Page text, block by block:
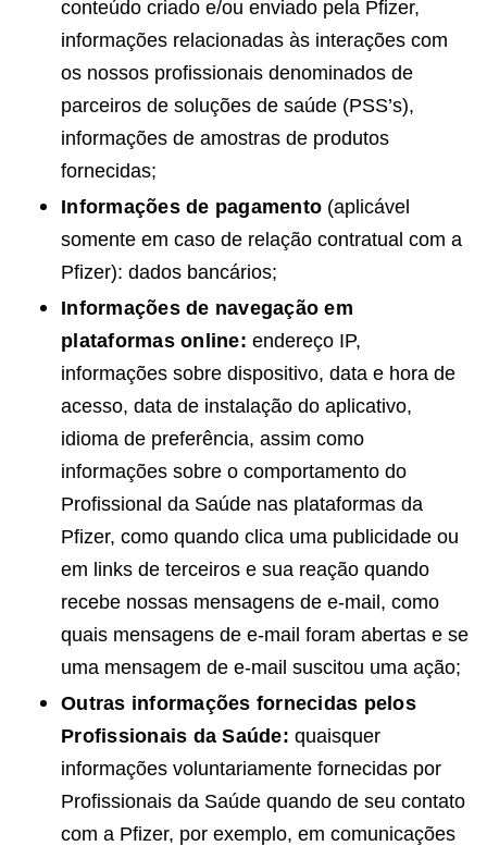
conteúdo criado e/ou enviado pela Pfizer,
informações relacionadas às interações com
os nossos profissionais denominados de
parceiros de soluções de saúde (PSS’s),
informações de amostras de produtos
fornecidas;
Informações de pagamento (aplicável
somente em caso de relação contratual com a
Pfizer): dados bancários;
Informações de navegação em
plataformas online: endereço IP,
informações sobre dispositivo, data e hora de
acesso, data de instalação do aplicativo,
idioma de preferência, assim como
informações sobre o comportamento do
Profissional da Saúde nas plataformas da
Pfizer, como quando clica uma publicidade ou
em links de terceiros e sua reação quando
recebe nossas mensagens de e-mail, como
quais mensagens de e-mail foram abertas e se
uma mensagem de e-mail suscitou uma ação;
Outras informações fornecidas pelos
Profissionais da Saúde: quaisquer
informações voluntariamente fornecidas por
Profissionais da Saúde quando de seu contato
com a Pfizer, por exemplo, em comunicações